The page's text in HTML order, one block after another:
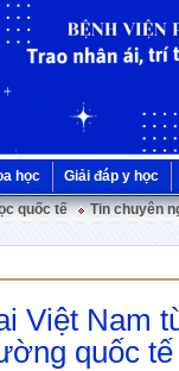
học
Giải đáp y học
quốc tế
Tin chuyên
Việt Nam
quốc tế